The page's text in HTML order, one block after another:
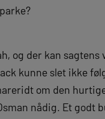
og der kan
kunne slet ikke
om den
nådig. Et godt